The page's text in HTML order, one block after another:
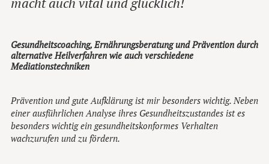
Gesundheitscoaching, Ernährungsberatung und Prävention durch
alternative Heilverfahren wie auch verschiedene
Mediationstechniken
Prävention und gute Aufklärung ist mir besonders wichtig. Neben
einer ausführlichen Analyse ihres Gesundheitszustandes ist es
besonders wichtig ein gesundheitskonformes Verhalten
wachzurufen und zu fördern.